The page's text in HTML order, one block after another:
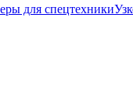
для спецтехники